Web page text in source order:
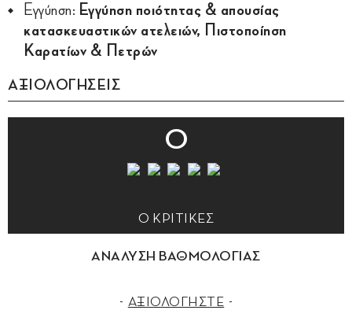
Εγγύηση: Εγγύηση ποιότητας & απουσίας
κατασκευαστικών ατελειών, Πιστοποίηση
Καρατίων & Πετρών
ΑΞΙΟΛΟΓΗΣΕΙΣ
0
0 ΚΡΙΤΙΚΕΣ
ΑΝΑΛΥΣΗ ΒΑΘΜΟΛΟΓΙΑΣ
ΑΞΙΟΛΟΓΗΣΤΕ